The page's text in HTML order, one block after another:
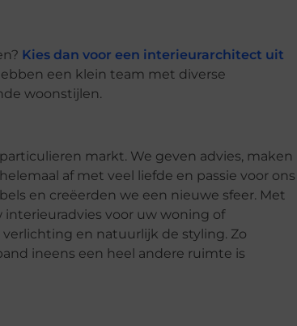
Kies dan voor een interieurarchitect uit
een klein team met diverse
woonstijlen.
markt. We geven advies, maken
af met veel liefde en passie voor ons
en creëerden we een nieuwe sfeer. Met
voor uw woning of
en natuurlijk de styling. Zo
ineens een heel andere ruimte is